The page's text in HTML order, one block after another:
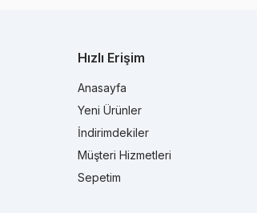
Hızlı Erişim
Anasayfa
Yeni Ürünler
İndirimdekiler
Müşteri Hizmetleri
Sepetim